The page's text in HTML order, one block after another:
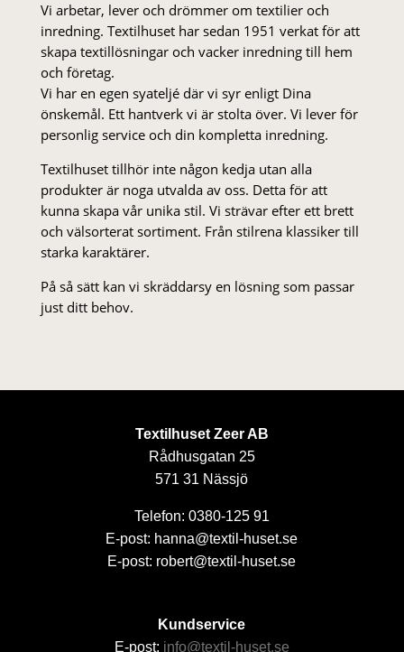
Vi arbetar, lever och drömmer om textilier och
inredning. Textilhuset har sedan 1951 verkat för att
skapa textillösningar och vacker inredning till hem
och företag.
Vi har en egen syateljé där vi syr enligt Dina
önskemål. Ett hantverk vi är stolta över. Vi lever för
personlig service och din kompletta inredning.
Textilhuset tillhör inte någon kedja utan alla
produkter är noga utvalda av oss. Detta för att
kunna skapa vår unika stil. Vi strä­var efter ett brett
och välsorterat sor­ti­ment. Från stil­rena klas­siker till
starka karaktärer.
På så sätt kan vi skräddarsy en lösning som passar
just ditt behov.
Textilhuset Zeer AB
Rådhusgatan 25
571 31 Nässjö
Telefon: 0380-125 91
E-post: hanna@textil-huset.se
E-post: robert@textil-huset.se
Kundservice
E-post: info@textil-huset.se